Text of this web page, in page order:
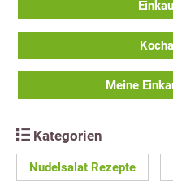
Meine
Kategorien
Nudelsalat Rezepte